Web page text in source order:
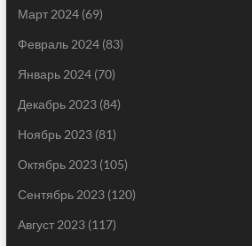
Март 2024(69)
Февраль 2024(83)
Январь 2024(70)
Декабрь 2023(84)
Ноябрь 2023(81)
Октябрь 2023(105)
Сентябрь 2023(120)
Август 2023(117)